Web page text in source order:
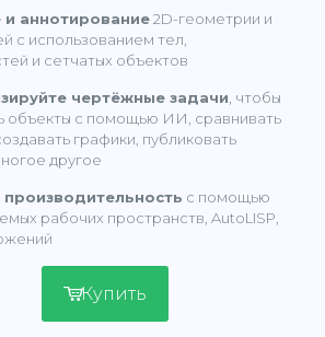
и аннотирование2D-геометрии и
с использованием тел,
и сетчатых объектов
чертёжные задачи, чтобы
объекты с помощью ИИ, сравнивать
графики, публиковать
другое
производительность с помощью
рабочих пространств, AutoLISP,
Купить